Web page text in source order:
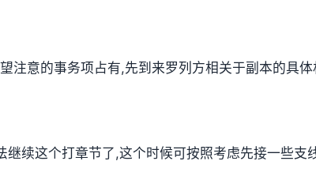
注意的事务项占有,先到来罗列方相关于副本的具
续这个打章节了,这个时候可按照考虑先接一些支